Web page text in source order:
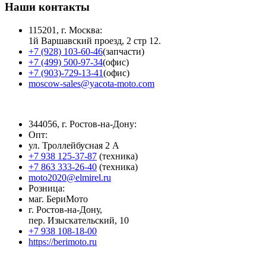
Наши контакты
115201, г. Москва:
1й Варшавский проезд, 2 стр 12.
+7 (928) 103-60-46(запчасти)
+7 (499) 500-97-34(офис)
+7 (903)-729-13-41(офис)
moscow-sales@yacota-moto.com
344056, г. Ростов-на-Дону:
Опт:
ул. Троллейбусная 2 А
+7 938 125-37-87 (техника)
+7 863 333-26-40 (техника)
moto2020@elmirel.ru
Розница:
маг. БериМото
г. Ростов-на-Дону,
пер. Изыскательский, 10
+7 938 108-18-00
https://berimoto.ru